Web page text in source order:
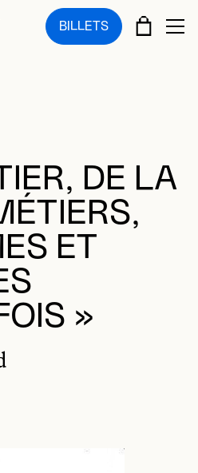
BILLETS PANIER
DE LA
ET
»